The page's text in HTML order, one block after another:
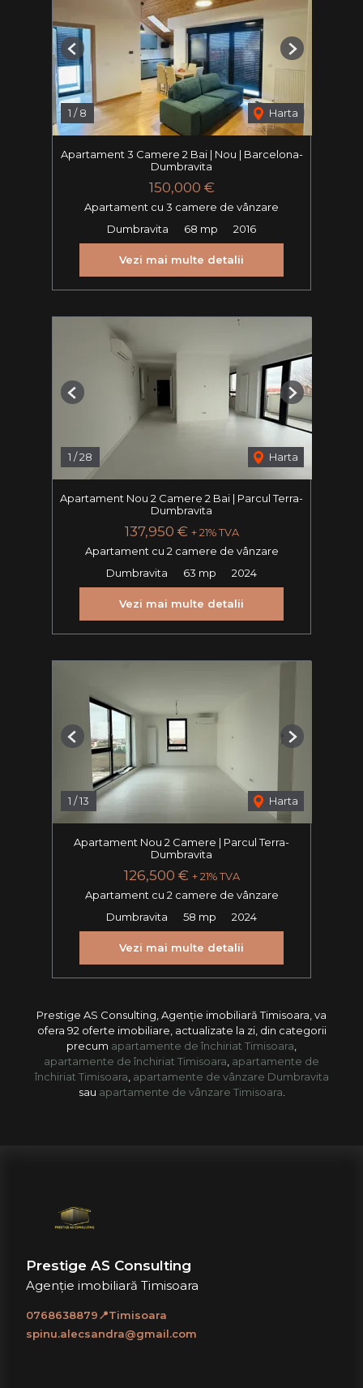
1 /8 Harta
Previous Next
Apartament 3 Camere 2 Bai | Nou | Barcelona-
Dumbravita
150,000 €
Apartament cu 3 camere de vânzare
Dumbravita
68 mp 2016
Vezi mai multe detalii
1 /28 Harta
Previous Next
Apartament Nou 2 Camere 2 Bai | Parcul Terra-
Dumbravita
137,950 € + 21% TVA
Apartament cu 2 camere de vânzare
Dumbravita
63 mp 2024
Vezi mai multe detalii
1 /13 Harta
Previous Next
Apartament Nou 2 Camere | Parcul Terra-
Dumbravita
126,500 € + 21% TVA
Apartament cu 2 camere de vânzare
Dumbravita
58 mp 2024
Vezi mai multe detalii
Prestige AS Consulting, Agenție imobiliară Timisoara, va
ofera 92 oferte imobiliare, actualizate la zi, din categorii
precum apartamente de închiriat Timisoara
apartamente de închiriat Timisoara apartamente de
închiriat Timisoara apartamente de vânzare Dumbravita
sau apartamente de vânzare Timisoara
Prestige AS Consulting
Agenție imobiliară Timisoara
0768638879📍Timisoara
spinu.alecsandra@gmail.com